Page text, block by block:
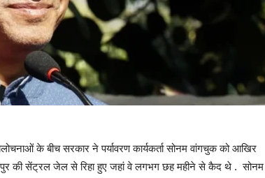
के बीच सरकार ने पर्यावरण कार्यकर्ता सोनम वांगचुक को आखिर
की सेंट्रल जेल से रिहा हुए जहां वे लगभग छह महीने से कैद थे . सोनम